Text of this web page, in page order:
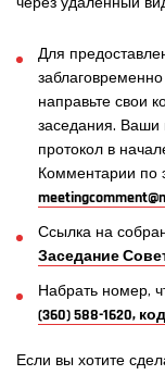
через удаленный
Для
направьте свои
заседания. Ваши
протокол в
Комментарии по
Ссылка на
Заседание
Набрать номер,
(360) 588-1620,
Если вы хотите